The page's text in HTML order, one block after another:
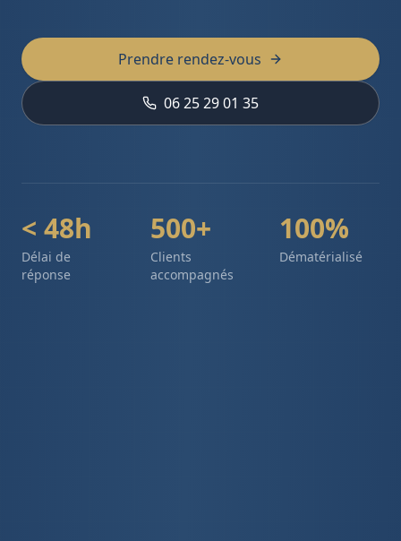
Prendre rendez-vous
06 25 29 01 35
< 48h
Délai de
réponse
500+
Clients
accompagnés
100%
Dématérialisé